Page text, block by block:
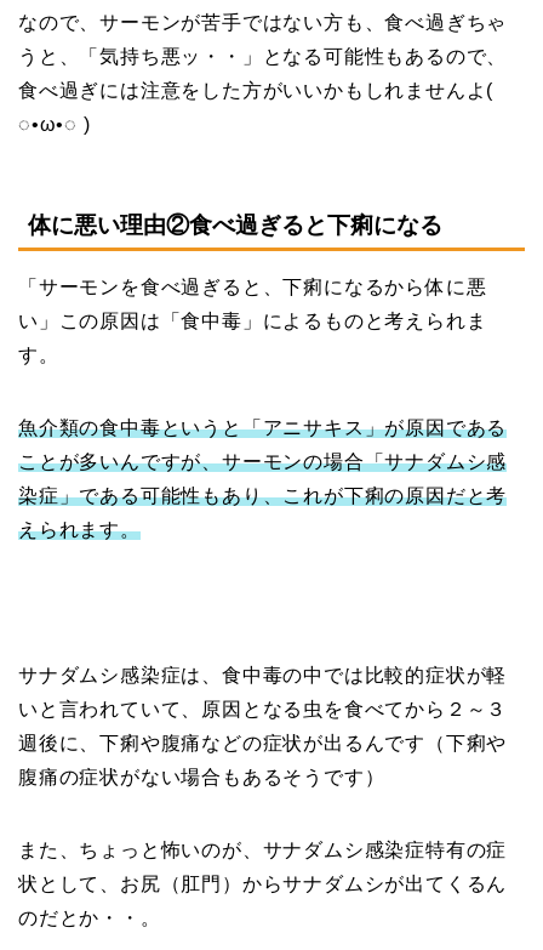
なので、サーモンが苦手ではない方も、食べ過ぎちゃ
うと、「気持ち悪ッ・・」となる可能性もあるので、
食べ過ぎには注意をした方がいいかもしれませんよ(
◌•ω•◌ )
体に悪い理由②食べ過ぎると下痢になる
「サーモンを食べ過ぎると、下痢になるから体に悪
い」この原因は「食中毒」によるものと考えられま
す。
魚介類の食中毒というと「アニサキス」が原因である
ことが多いんですが、サーモンの場合「サナダムシ感
染症」である可能性もあり、これが下痢の原因だと考
えられます。
サナダムシ感染症は、食中毒の中では比較的症状が軽
いと言われていて、原因となる虫を食べてから２～３
週後に、下痢や腹痛などの症状が出るんです（下痢や
腹痛の症状がない場合もあるそうです）
また、ちょっと怖いのが、サナダムシ感染症特有の症
状として、お尻（肛門）からサナダムシが出てくるん
のだとか・・。